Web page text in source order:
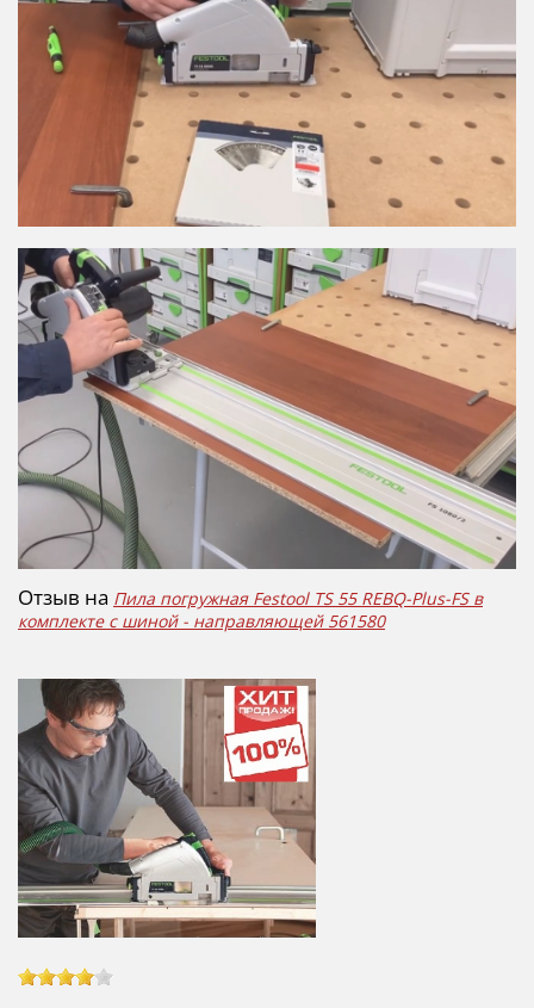
Отзыв на Пила погружная Festool TS 55 REBQ-Plus-FS в
комплекте с шиной - направляющей 561580